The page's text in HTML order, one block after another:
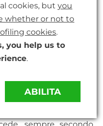
o fa
Non
è psico-
stress
sempre secondo
cookies, butyou
whether or not to
cookies.
you help us to
.
ABILITA